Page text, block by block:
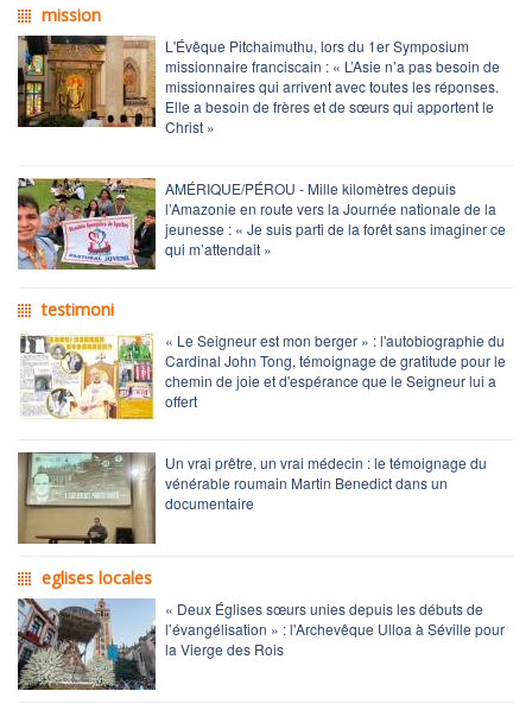
mission
L'Évêque Pitchaimuthu, lors du 1er Symposium
missionnaire franciscain : « L’Asie n’a pas besoin de
missionnaires qui arrivent avec toutes les réponses.
Elle a besoin de frères et de sœurs qui apportent le
Christ »
AMÉRIQUE/PÉROU - Mille kilomètres depuis
l’Amazonie en route vers la Journée nationale de la
jeunesse : « Je suis parti de la forêt sans imaginer ce
qui m’attendait »
testimoni
« Le Seigneur est mon berger » : l'autobiographie du
Cardinal John Tong, témoignage de gratitude pour le
chemin de joie et d'espérance que le Seigneur lui a
offert
Un vrai prêtre, un vrai médecin : le témoignage du
vénérable roumain Martin Benedict dans un
documentaire
eglises locales
« Deux Églises sœurs unies depuis les débuts de
l’évangélisation » : l'Archevêque Ulloa à Séville pour
la Vierge des Rois